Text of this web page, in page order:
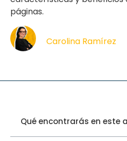
páginas.
Carolina Ramírez
Qué encontrarás en este